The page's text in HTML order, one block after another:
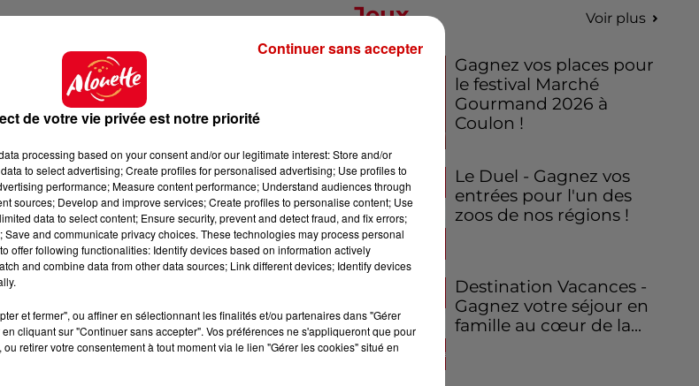
Jeux Voir plus
Gagnez vos places pour
le festival Marché
Gourmand 2026 à
Coulon !
Le Duel - Gagnez vos
entrées pour l'un des
zoos de nos régions !
Destination Vacances -
Gagnez votre séjour en
famille au cœur de la...
de votre vie privée est notre priorité
processing based on your consent and/or our legitimate interest: Store and/or
to select advertising; Create profiles for personalised advertising; Use profiles to
performance; Measure content performance; Understand audiences through
sources; Develop and improve services; Create profiles to personalise content; Use
data to select content; Ensure security, prevent and detect fraud, and fix errors;
and communicate privacy choices. These technologies may process personal
offer following functionalities: Identify devices based on information actively
and combine data from other data sources; Link different devices; Identify devices
et fermer", ou affiner en sélectionnant les finalités et/ou partenaires dans "Gérer
cliquant sur "Continuer sans accepter". Vos préférences ne s'appliqueront que pour
retirer votre consentement à tout moment via le lien "Gérer les cookies" situé en
Continuer sans accepter